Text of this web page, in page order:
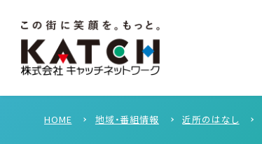
HOME 地域・番組情報 近所のはなし